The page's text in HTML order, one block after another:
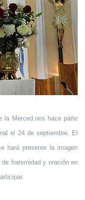
la Merced,nos hace parte
el 24 de septiembre. El
hará presente la imagen
fraternidad y oración en